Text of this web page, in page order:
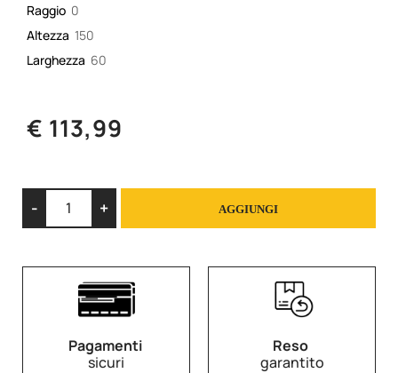
Raggio 0
Altezza 150
Larghezza 60
€ 113,99
AGGIUNGI
Pagamenti
sicuri
Reso
garantito